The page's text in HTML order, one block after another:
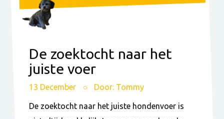
De zoektocht naar het
juiste voer
13 December Door: Tommy
De zoektocht naar het juiste hondenvoer is